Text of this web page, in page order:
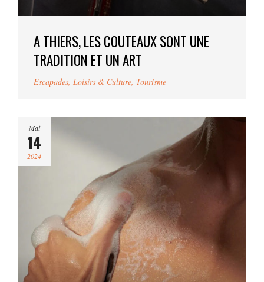
A THIERS, LES COUTEAUX SONT UNE
TRADITION ET UN ART
Escapades Loisirs & Culture Tourisme
Mai
14
2024